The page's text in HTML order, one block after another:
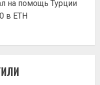
на помощь Турции
в ETH